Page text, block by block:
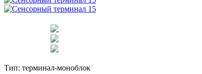
Тип: терминал-моноблок